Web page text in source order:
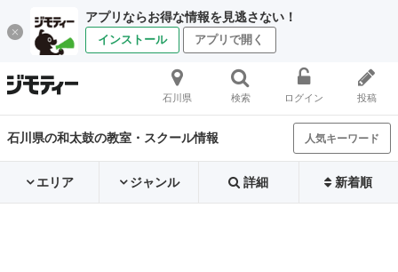
アプリならお得な情報を見逃さない！
インストール アプリで開く
石川県 検索 ログイン 投稿
石川県の和太鼓の教室・スクール情報 人気キーワード
エリア ジャンル 詳細 新着順